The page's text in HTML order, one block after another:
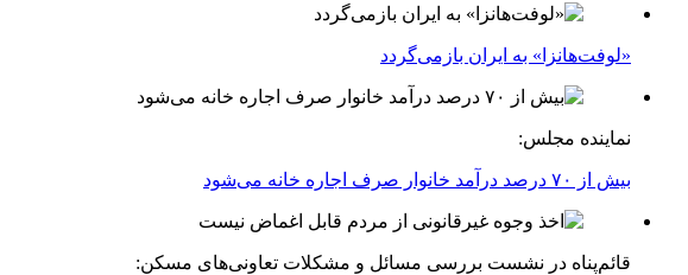
«لوفت‌هانزا» به ایران بازمی‌گردد
نماینده مجلس:
بیش از ۷۰ درصد درآمد خانوار صرف اجاره خانه می‌شود
قائم‌پناه در نشست بررسی مسائل و مشکلات تعاونی‌های مسکن: